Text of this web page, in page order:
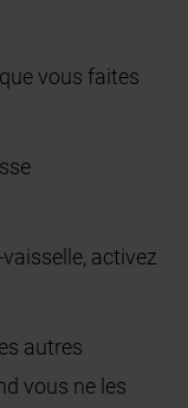
vous faites
activez
autres
vous ne les